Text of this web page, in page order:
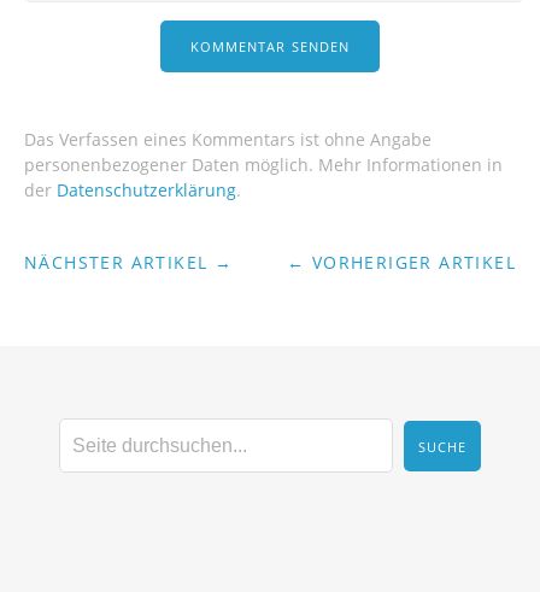
Das Verfassen eines Kommentars ist ohne Angabe
personenbezogener Daten möglich. Mehr Informationen in
der Datenschutzerklärung.
NÄCHSTER ARTIKEL → ← VORHERIGER ARTIKEL